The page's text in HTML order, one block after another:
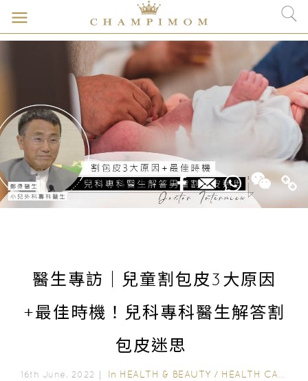
醫生專訪｜兒童割包皮3大原因
+最佳時機！兒科專科醫生解答割
包皮迷思
16th June, 2022｜ In HEALTH & BEAUTY / HEALTH CARE